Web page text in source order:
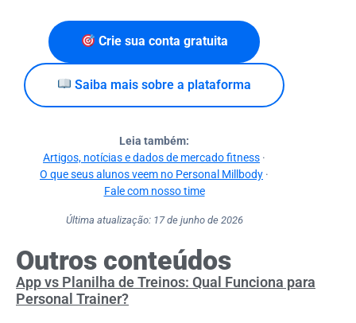
Crie sua conta gratuita
Saiba mais sobre a plataforma
Leia também:
Artigos, notícias e dados de mercado fitness ·
O que seus alunos veem no Personal Millbody ·
Fale com nosso time
Última atualização: 17 de junho de 2026
Outros conteúdos
App vs Planilha de Treinos: Qual Funciona para
Personal Trainer?